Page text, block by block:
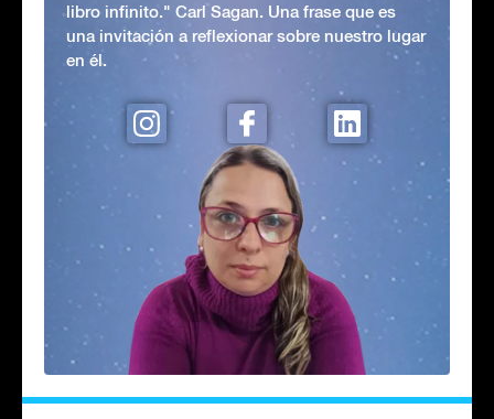
libro infinito." Carl Sagan. Una frase que es
una invitación a reflexionar sobre nuestro lugar
en él.